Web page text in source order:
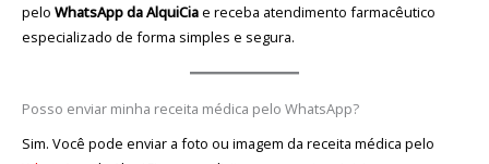
pelo WhatsApp da AlquiCiae receba atendimento farmacêutico
especializado de forma simples e segura.
Posso enviar minha receita médica pelo WhatsApp?
Sim. Você pode enviar a foto ou imagem da receita médica pelo